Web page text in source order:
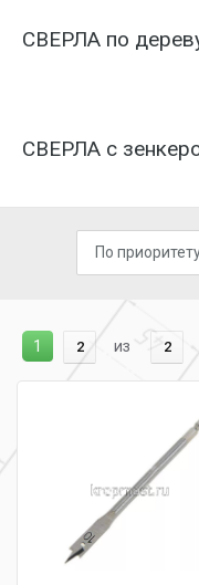
СВЕРЛА по
СВЕРЛА с
По
1 2 из 2